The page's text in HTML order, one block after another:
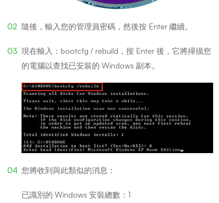
隨後，輸入您的管理員密碼，然後按 Enter 繼續。
現在輸入：bootcfg / rebuild，按 Enter 後，它將掃描您
的電腦以查找已安裝的 Windows 副本。
您將收到與此類似的消息：
已識別的 Windows 安裝總數：1